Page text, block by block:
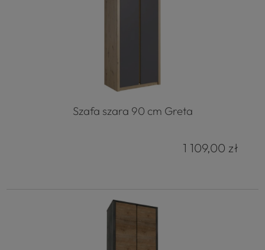
Szafa szara 90 cm Greta
1 109,00 zł